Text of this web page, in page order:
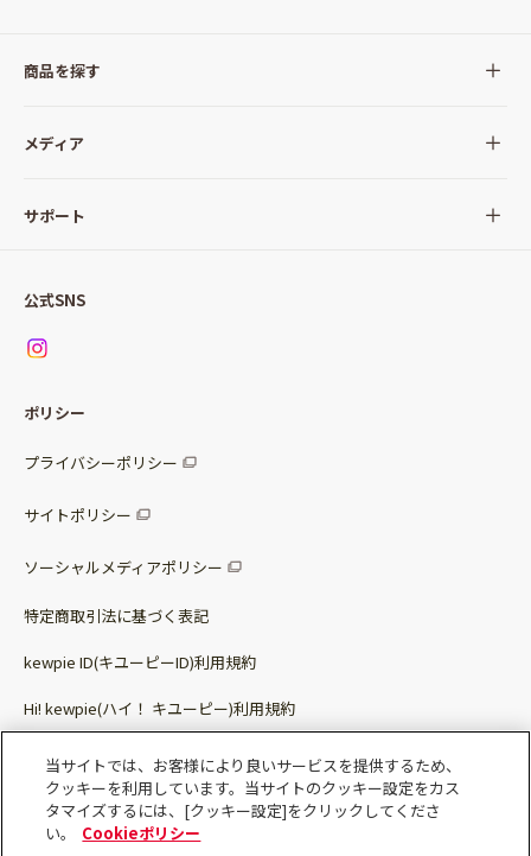
商品を探す
全ての商品
サラダ
パッケージサラダ
惣菜サラダ
調味料
ベビー・幼児食
その他（カレーなど）
メディア
Qummy(キユーミー)について
サポート
お問い合わせ
公式SNS
ポリシー
プライバシーポリシー
サイトポリシー
ソーシャルメディアポリシー
特定商取引法に基づく表記
kewpie ID(キユーピーID)利用規約
Hi! kewpie(ハイ！ キユーピー)利用規約
Qummy(キユーミー)利用規約​
当サイトでは、お客様により良いサービスを提供するため、
クッキーを利用しています。当サイトのクッキー設定をカス
タマイズするには、[クッキー設定]をクリックしてくださ
い。
Cookieポリシー